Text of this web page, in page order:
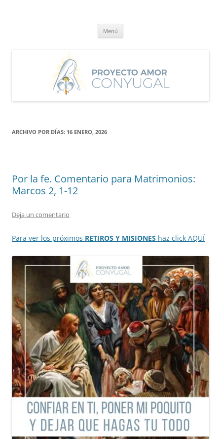
Menú
ARCHIVO POR DÍAS: 16 ENERO, 2026
Por la fe. Comentario para Matrimonios:
Marcos 2, 1-12
Deja un comentario
Para ver los próximos RETIROS Y MISIONES haz click AQUÍ